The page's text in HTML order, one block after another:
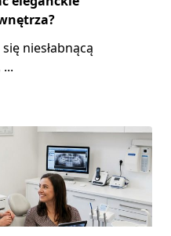
niesłabnącą
...